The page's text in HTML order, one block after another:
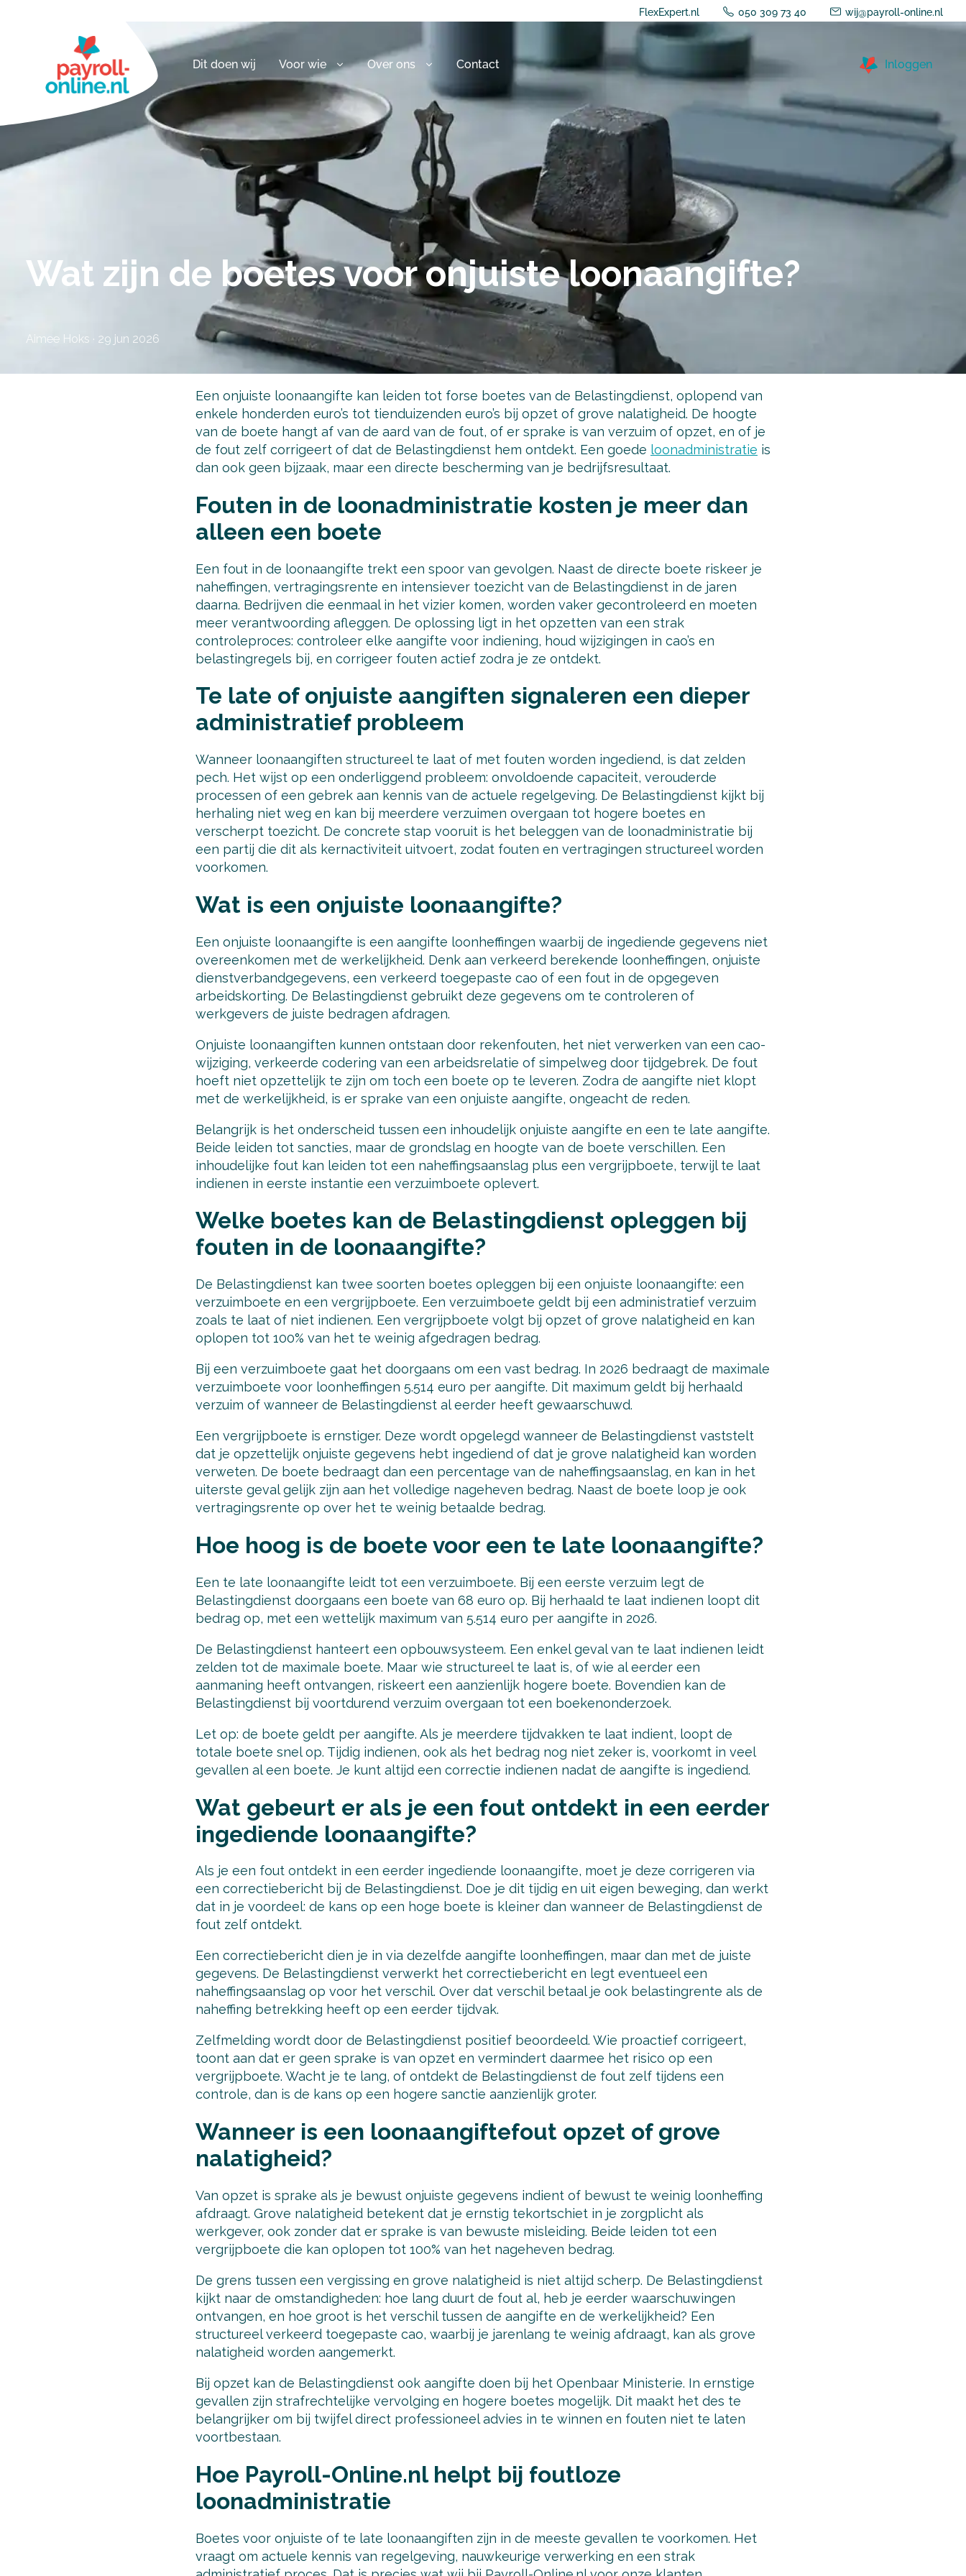
FlexExpert.nl 050 309 73 40 wij@payroll-online.nl
Dit doen wij Voor wie Over ons Contact Inloggen
Wat zijn de boetes voor onjuiste loonaangifte?
Aimee Hoks · 29 jun 2026
Een onjuiste loonaangifte kan leiden tot forse boetes van de Belastingdienst, oplopend van
enkele honderden euro’s tot tienduizenden euro’s bij opzet of grove nalatigheid. De hoogte
van de boete hangt af van de aard van de fout, of er sprake is van verzuim of opzet, en of je
de fout zelf corrigeert of dat de Belastingdienst hem ontdekt. Een goede loonadministratie is
dan ook geen bijzaak, maar een directe bescherming van je bedrijfsresultaat.
Fouten in de loonadministratie kosten je meer dan
alleen een boete
Een fout in de loonaangifte trekt een spoor van gevolgen. Naast de directe boete riskeer je
naheffingen, vertragingsrente en intensiever toezicht van de Belastingdienst in de jaren
daarna. Bedrijven die eenmaal in het vizier komen, worden vaker gecontroleerd en moeten
meer verantwoording afleggen. De oplossing ligt in het opzetten van een strak
controleproces: controleer elke aangifte voor indiening, houd wijzigingen in cao’s en
belastingregels bij, en corrigeer fouten actief zodra je ze ontdekt.
Te late of onjuiste aangiften signaleren een dieper
administratief probleem
Wanneer loonaangiften structureel te laat of met fouten worden ingediend, is dat zelden
pech. Het wijst op een onderliggend probleem: onvoldoende capaciteit, verouderde
processen of een gebrek aan kennis van de actuele regelgeving. De Belastingdienst kijkt bij
herhaling niet weg en kan bij meerdere verzuimen overgaan tot hogere boetes en
verscherpt toezicht. De concrete stap vooruit is het beleggen van de loonadministratie bij
een partij die dit als kernactiviteit uitvoert, zodat fouten en vertragingen structureel worden
voorkomen.
Wat is een onjuiste loonaangifte?
Een onjuiste loonaangifte is een aangifte loonheffingen waarbij de ingediende gegevens niet
overeenkomen met de werkelijkheid. Denk aan verkeerd berekende loonheffingen, onjuiste
dienstverbandgegevens, een verkeerd toegepaste cao of een fout in de opgegeven
arbeidskorting. De Belastingdienst gebruikt deze gegevens om te controleren of
werkgevers de juiste bedragen afdragen.
Onjuiste loonaangiften kunnen ontstaan door rekenfouten, het niet verwerken van een cao-
wijziging, verkeerde codering van een arbeidsrelatie of simpelweg door tijdgebrek. De fout
hoeft niet opzettelijk te zijn om toch een boete op te leveren. Zodra de aangifte niet klopt
met de werkelijkheid, is er sprake van een onjuiste aangifte, ongeacht de reden.
Belangrijk is het onderscheid tussen een inhoudelijk onjuiste aangifte en een te late aangifte.
Beide leiden tot sancties, maar de grondslag en hoogte van de boete verschillen. Een
inhoudelijke fout kan leiden tot een naheffingsaanslag plus een vergrijpboete, terwijl te laat
indienen in eerste instantie een verzuimboete oplevert.
Welke boetes kan de Belastingdienst opleggen bij
fouten in de loonaangifte?
De Belastingdienst kan twee soorten boetes opleggen bij een onjuiste loonaangifte: een
verzuimboete en een vergrijpboete. Een verzuimboete geldt bij een administratief verzuim
zoals te laat of niet indienen. Een vergrijpboete volgt bij opzet of grove nalatigheid en kan
oplopen tot 100% van het te weinig afgedragen bedrag.
Bij een verzuimboete gaat het doorgaans om een vast bedrag. In 2026 bedraagt de maximale
verzuimboete voor loonheffingen 5.514 euro per aangifte. Dit maximum geldt bij herhaald
verzuim of wanneer de Belastingdienst al eerder heeft gewaarschuwd.
Een vergrijpboete is ernstiger. Deze wordt opgelegd wanneer de Belastingdienst vaststelt
dat je opzettelijk onjuiste gegevens hebt ingediend of dat je grove nalatigheid kan worden
verweten. De boete bedraagt dan een percentage van de naheffingsaanslag, en kan in het
uiterste geval gelijk zijn aan het volledige nageheven bedrag. Naast de boete loop je ook
vertragingsrente op over het te weinig betaalde bedrag.
Hoe hoog is de boete voor een te late loonaangifte?
Een te late loonaangifte leidt tot een verzuimboete. Bij een eerste verzuim legt de
Belastingdienst doorgaans een boete van 68 euro op. Bij herhaald te laat indienen loopt dit
bedrag op, met een wettelijk maximum van 5.514 euro per aangifte in 2026.
De Belastingdienst hanteert een opbouwsysteem. Een enkel geval van te laat indienen leidt
zelden tot de maximale boete. Maar wie structureel te laat is, of wie al eerder een
aanmaning heeft ontvangen, riskeert een aanzienlijk hogere boete. Bovendien kan de
Belastingdienst bij voortdurend verzuim overgaan tot een boekenonderzoek.
Let op: de boete geldt per aangifte. Als je meerdere tijdvakken te laat indient, loopt de
totale boete snel op. Tijdig indienen, ook als het bedrag nog niet zeker is, voorkomt in veel
gevallen al een boete. Je kunt altijd een correctie indienen nadat de aangifte is ingediend.
Wat gebeurt er als je een fout ontdekt in een eerder
ingediende loonaangifte?
Als je een fout ontdekt in een eerder ingediende loonaangifte, moet je deze corrigeren via
een correctiebericht bij de Belastingdienst. Doe je dit tijdig en uit eigen beweging, dan werkt
dat in je voordeel: de kans op een hoge boete is kleiner dan wanneer de Belastingdienst de
fout zelf ontdekt.
Een correctiebericht dien je in via dezelfde aangifte loonheffingen, maar dan met de juiste
gegevens. De Belastingdienst verwerkt het correctiebericht en legt eventueel een
naheffingsaanslag op voor het verschil. Over dat verschil betaal je ook belastingrente als de
naheffing betrekking heeft op een eerder tijdvak.
Zelfmelding wordt door de Belastingdienst positief beoordeeld. Wie proactief corrigeert,
toont aan dat er geen sprake is van opzet en vermindert daarmee het risico op een
vergrijpboete. Wacht je te lang, of ontdekt de Belastingdienst de fout zelf tijdens een
controle, dan is de kans op een hogere sanctie aanzienlijk groter.
Wanneer is een loonaangiftefout opzet of grove
nalatigheid?
Van opzet is sprake als je bewust onjuiste gegevens indient of bewust te weinig loonheffing
afdraagt. Grove nalatigheid betekent dat je ernstig tekortschiet in je zorgplicht als
werkgever, ook zonder dat er sprake is van bewuste misleiding. Beide leiden tot een
vergrijpboete die kan oplopen tot 100% van het nageheven bedrag.
De grens tussen een vergissing en grove nalatigheid is niet altijd scherp. De Belastingdienst
kijkt naar de omstandigheden: hoe lang duurt de fout al, heb je eerder waarschuwingen
ontvangen, en hoe groot is het verschil tussen de aangifte en de werkelijkheid? Een
structureel verkeerd toegepaste cao, waarbij je jarenlang te weinig afdraagt, kan als grove
nalatigheid worden aangemerkt.
Bij opzet kan de Belastingdienst ook aangifte doen bij het Openbaar Ministerie. In ernstige
gevallen zijn strafrechtelijke vervolging en hogere boetes mogelijk. Dit maakt het des te
belangrijker om bij twijfel direct professioneel advies in te winnen en fouten niet te laten
voortbestaan.
Hoe Payroll-Online.nl helpt bij foutloze
loonadministratie
Boetes voor onjuiste of te late loonaangiften zijn in de meeste gevallen te voorkomen. Het
vraagt om actuele kennis van regelgeving, nauwkeurige verwerking en een strak